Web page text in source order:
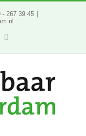
- 267 39 45